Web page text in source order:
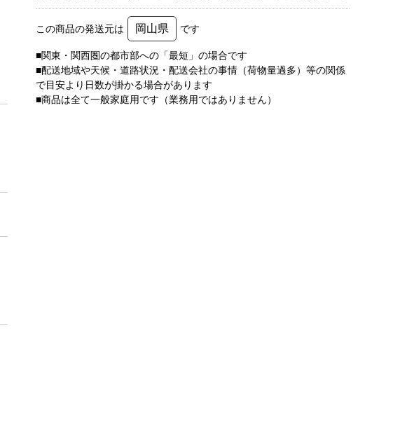
この商品の発送元は 岡山県 です
■関東・関西圏の都市部への「最短」の場合です
■配送地域や天候・道路状況・配送会社の事情（荷物量過多）等の関係
で目安より日数が掛かる場合があります
■商品は全て一般家庭用です（業務用ではありません）